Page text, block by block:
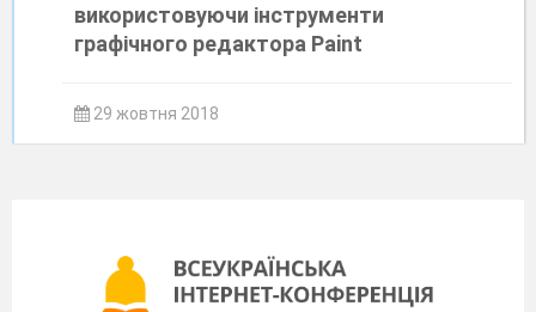
використовуючи інструменти
графічного редактора Paint
29 жовтня 2018